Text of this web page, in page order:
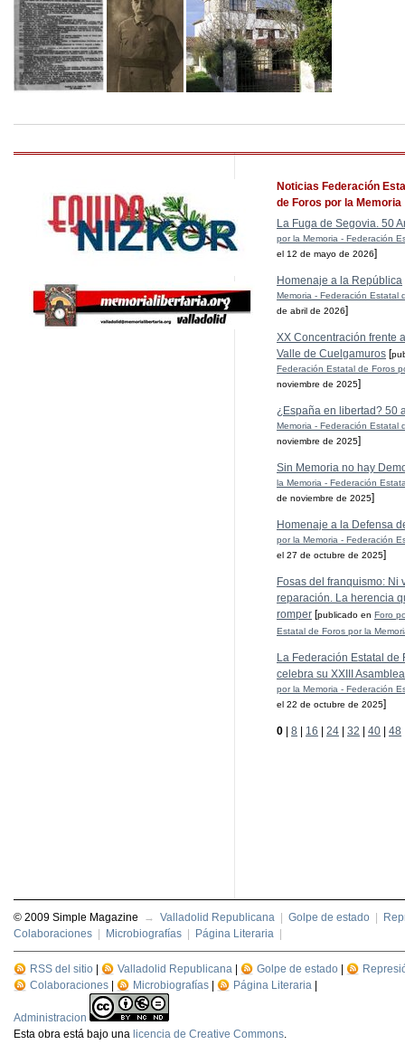
Noticias Federación
de Foros por la Memoria
La Fuga de Segovia. 50
por la Memoria - Federación
el 12 de mayo de 2026]
Homenaje a la República
Memoria - Federación Estatal
de abril de 2026]
XX Concentración frente
Valle de Cuelgamuros [
Federación Estatal de Foros
noviembre de 2025]
¿España en libertad? 50
Memoria - Federación Estatal
noviembre de 2025]
Sin Memoria no hay
la Memoria - Federación
de noviembre de 2025]
Homenaje a la Defensa
por la Memoria - Federación
el 27 de octubre de 2025]
Fosas del franquismo: Ni
reparación. La herencia
romper [publicado en Foro
Estatal de Foros por la
La Federación Estatal de
celebra su XXIII
por la Memoria - Federación
el 22 de octubre de 2025]
0 8 16 24 32 40 48
© 2009 Simple Magazine → Valladolid Republicana | Golpe de estado |
Colaboraciones | Microbiografías | Página Literaria |
RSS del sitio | Valladolid Republicana | Golpe de estado |
Colaboraciones | Microbiografías | Página Literaria |
Administracion
Esta obra está bajo una licencia de Creative Commons